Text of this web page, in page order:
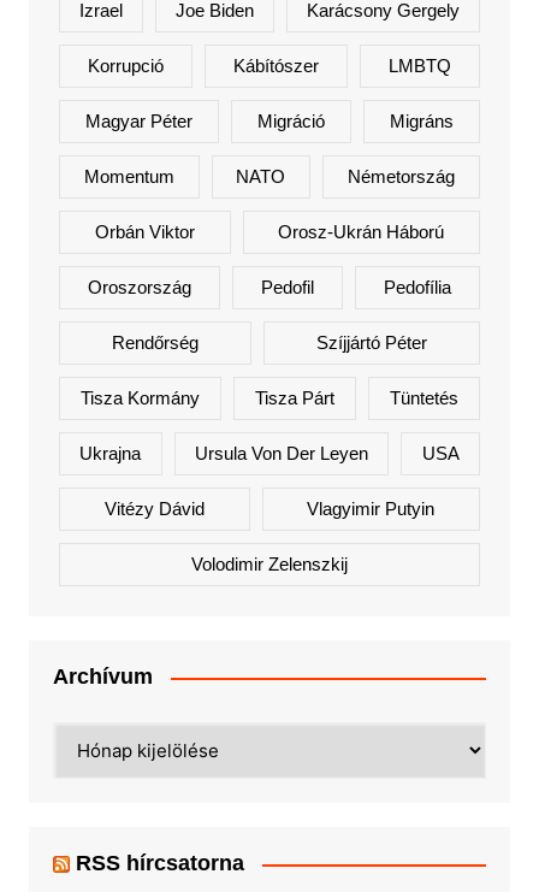
Izrael Joe Biden Karácsony Gergely
Korrupció Kábítószer LMBTQ
Magyar Péter Migráció Migráns
Momentum NATO Németország
Orbán Viktor Orosz-Ukrán Háború
Oroszország Pedofil Pedofília
Rendőrség Szíjjártó Péter
Tisza Kormány Tisza Párt Tüntetés
Ukrajna Ursula Von Der Leyen USA
Vitézy Dávid Vlagyimir Putyin
Volodimir Zelenszkij
Archívum
RSS hírcsatorna